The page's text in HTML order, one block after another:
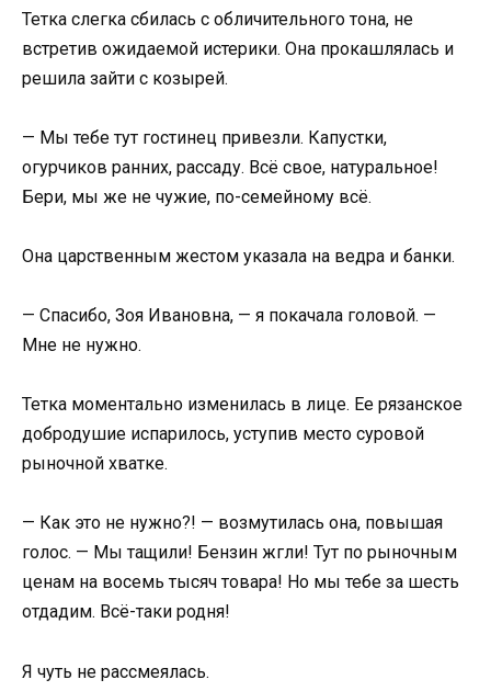
Тетка слегка сбилась с обличительного тона, не
встретив ожидаемой истерики. Она прокашлялась и
решила зайти с козырей.
— Мы тебе тут гостинец привезли. Капустки,
огурчиков ранних, рассаду. Всё свое, натуральное!
Бери, мы же не чужие, по-семейному всё.
Она царственным жестом указала на ведра и банки.
— Спасибо, Зоя Ивановна, — я покачала головой. —
Мне не нужно.
Тетка моментально изменилась в лице. Ее рязанское
добродушие испарилось, уступив место суровой
рыночной хватке.
— Как это не нужно?! — возмутилась она, повышая
голос. — Мы тащили! Бензин жгли! Тут по рыночным
ценам на восемь тысяч товара! Но мы тебе за шесть
отдадим. Всё-таки родня!
Я чуть не рассмеялась.